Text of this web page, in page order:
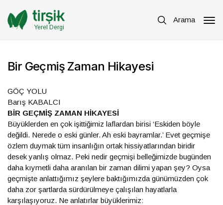
Yerel Dergi
Arama
Bir Geçmiş Zaman Hikayesi
GÖÇ YOLU
Barış KABALCI
BİR GEÇMİŞ ZAMAN HİKAYESİ
Büyüklerden en çok işittiğimiz laflardan birisi ‘Eskiden böyle
değildi. Nerede o eski günler. Ah eski bayramlar.’ Evet geçmişe
özlem duymak tüm insanlığın ortak hissiyatlarından biridir
desek yanlış olmaz. Peki nedir geçmişi belleğimizde bugünden
daha kıymetli daha aranılan bir zaman dilimi yapan şey? Oysa
geçmişte anlattığımız şeylere baktığımızda günümüzden çok
daha zor şartlarda sürdürülmeye çalışılan hayatlarla
karşılaşıyoruz. Ne anlatırlar büyüklerimiz: